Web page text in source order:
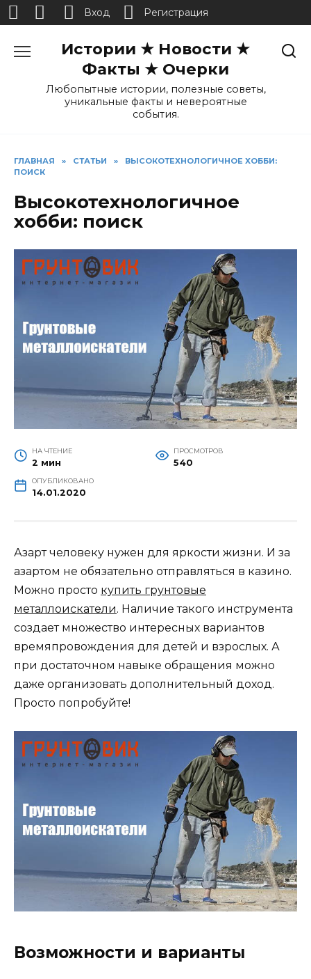
Истории ★ Новости ★
Факты ★ Очерки
Любопытные истории, полезные советы,
уникальные факты и невероятные
события.
ГЛАВНАЯ » СТАТЬИ »
ВЫСОКОТЕХНОЛОГИЧНОЕ ХОББИ:
ПОИСК
Высокотехнологичное
хобби: поиск
НА ЧТЕНИЕ
2 мин
ПРОСМОТРОВ
540
ОПУБЛИКОВАНО
14.01.2020
Азарт человеку нужен для яркости жизни. И за
азартом не обязательно отправляться в казино.
Можно просто купить грунтовые
металлоискатели. Наличие такого инструмента
создает множество интересных вариантов
времяпровождения для детей и взрослых. А
при достаточном навыке обращения можно
даже организовать дополнительный доход.
Просто попробуйте!
Возможности и варианты
Вход Регистрация